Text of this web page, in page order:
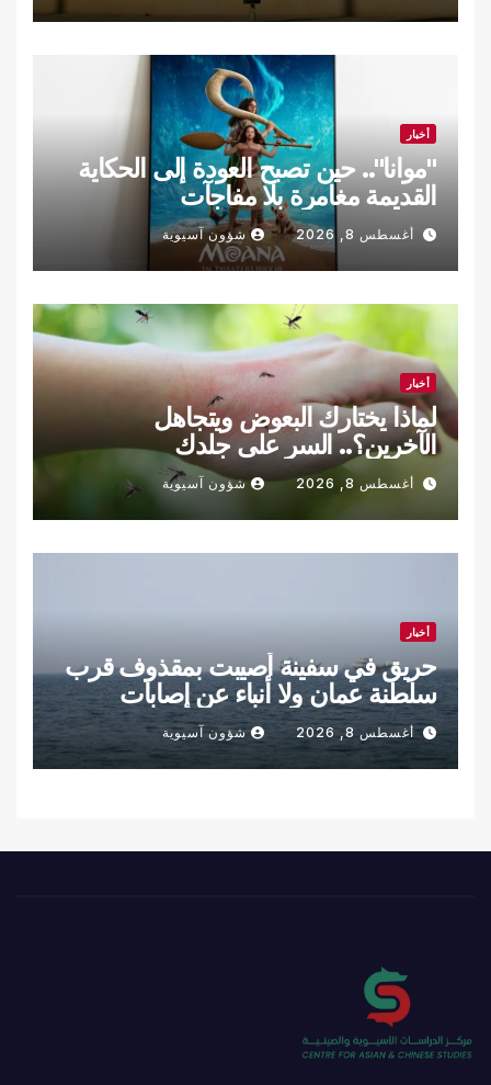
أخبار
"موانا".. حين تصبح العودة إلى الحكاية
القديمة مغامرة بلا مفاجآت
أغسطس 8, 2026 شؤون آسيوية
أخبار
لماذا يختارك البعوض ويتجاهل
الآخرين؟.. السر على جلدك
أغسطس 8, 2026 شؤون آسيوية
أخبار
حريق في سفينة أصيبت بمقذوف قرب
سلطنة عمان ولا أنباء عن إصابات
أغسطس 8, 2026 شؤون آسيوية